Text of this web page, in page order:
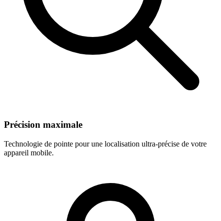
Précision maximale
Technologie de pointe pour une localisation ultra-précise de votre
appareil mobile.